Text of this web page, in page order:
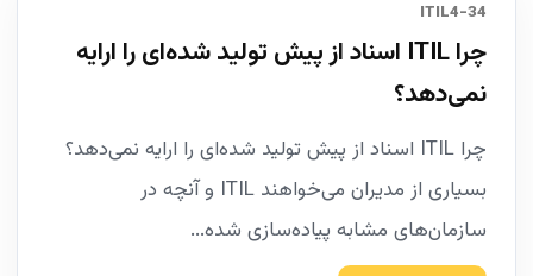
34-ITIL4
چرا ITIL اسناد از پیش تولید شده‌ای را ارایه
نمی‌دهد؟
چرا ITIL اسناد از پیش تولید شده‌ای را ارایه نمی‌دهد؟
بسیاری از مدیران می‌خواهند ITIL و آنچه در
سازمان‌های مشابه پیاده‌سازی شده...